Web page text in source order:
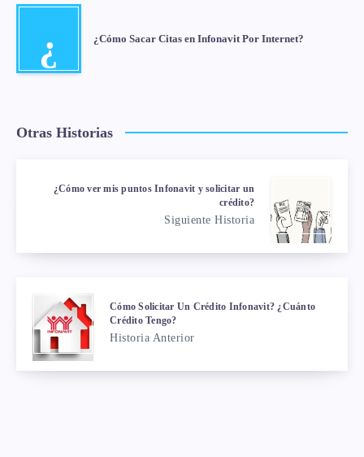
¿ ¿Cómo Sacar Citas en Infonavit Por Internet?
Otras Historias
¿Cómo ver mis puntos Infonavit y solicitar un
crédito?
Siguiente Historia
Cómo Solicitar Un Crédito Infonavit? ¿Cuánto
Crédito Tengo?
Historia Anterior